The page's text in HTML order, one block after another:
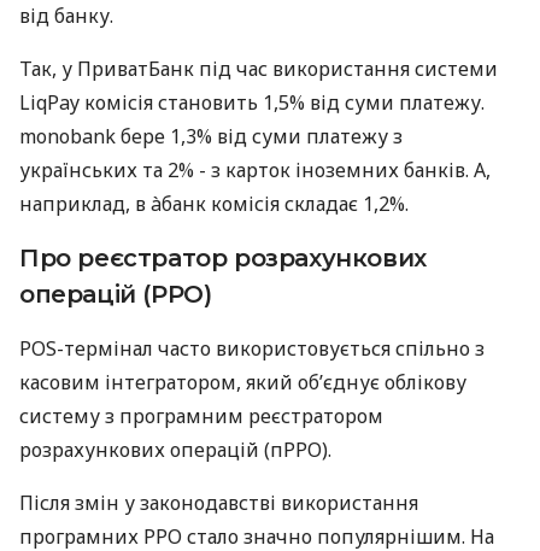
від банку.
Так, у ПриватБанк під час використання системи
LiqPay комісія становить 1,5% від суми платежу.
monobank бере 1,3% від суми платежу з
українських та 2% - з карток іноземних банків. А,
наприклад, в àбанк комісія складає 1,2%.
Про реєстратор розрахункових
операцій (РРО)
POS-термінал часто використовується спільно з
касовим інтегратором, який об’єднує облікову
систему з програмним реєстратором
розрахункових операцій (пРРО).
Після змін у законодавстві використання
програмних РРО стало значно популярнішим. На